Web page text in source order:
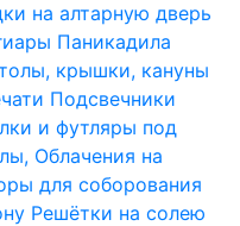
на алтарную дверь
Паникадила
крышки, кануны
Подсвечники
и футляры под
Облачения на
для соборования
Решётки на солею